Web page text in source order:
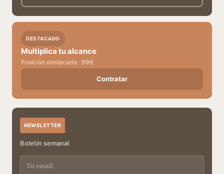
DESTACADO
Multiplica tu alcance
Posición destacada · 99€
Contratar
NEWSLETTER
Boletín semanal